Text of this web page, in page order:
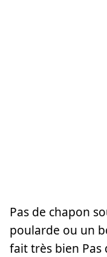
Pas de chapon
poularde ou un
fait très bien Pas